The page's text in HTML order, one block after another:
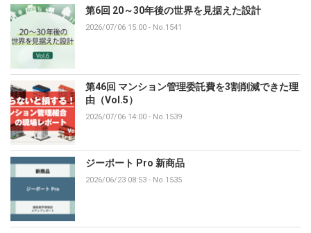
第6回 20～30年後の世界を見据えた設計
2026/07/06 15:00 - No.1541
第46回 マンション管理委託費を3割削減できた理
由（Vol.5）
2026/07/06 14:00 - No.1539
ジーポート Pro 新商品
2026/06/23 08:53 - No.1535